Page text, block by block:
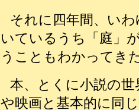
それに四年間、 いわ
いているうち「庭」
うこともわかってき
本、とくに小説の
や映画と基本的に同